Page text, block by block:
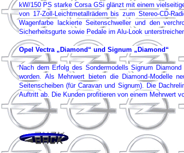
kW/150 PS starke Corsa GSi glänzt mit einem
von 17-Zoll-Leichtmetallrädern bis zum Stereo-CD-
Wagenfarbe lackierte Seitenschweller und den
Sicherheitsgurte sowie Pedale im Alu-Look
Opel Vectra „Diamond“ und Signum „Diamond“
Nach dem Erfolg des Sondermodells Signum
worden. Als Mehrwert bieten die Diamond-Modelle
Seitenscheiben (für Caravan und Signum). Die
Auftritt ab. Die Kunden profitieren von einem Mehrwert